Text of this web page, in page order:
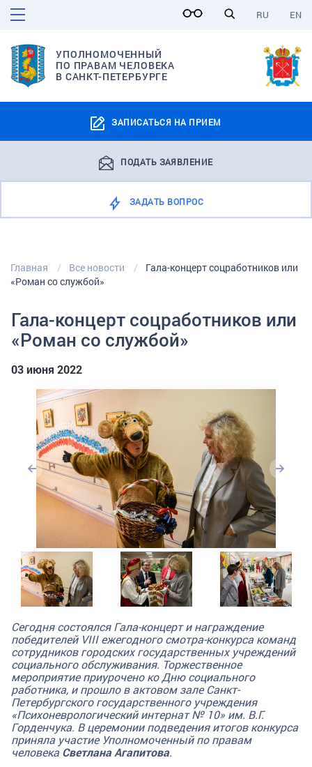
EN
RU
УПОЛНОМОЧЕННЫЙ
ПО ПРАВАМ ЧЕЛОВЕКА
В САНКТ-ПЕТЕРБУРГЕ
ЗАПИСАТЬСЯ НА ПРИЕМ
ПОДАТЬ ЗАЯВЛЕНИЕ
ЗАДАТЬ ВОПРОС
Главная Все новости
Гала-концерт соцработников или
«Роман со службой»
Гала-концерт соцработников или
«Роман со службой»
03 июня 2022
Сегодня состоялся Гала-концерт и награждение
победителей VIII ежегодного смотра-конкурса команд
сотрудников городских государственных учреждений
социального обслуживания. Торжественное
мероприятие приурочено ко Дню социального
работника, и прошло в актовом зале Санкт-
Петербургского государственного учреждения
«Психоневрологический интернат № 10» им. В.Г.
Горденчука. В церемонии подведения итогов конкурса
приняла участие Уполномоченный по правам
человекаСветлана Агапитова.